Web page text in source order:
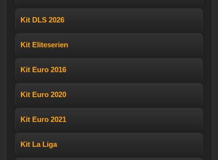
Kit DLS 2026
Kit Eliteserien
Kit Euro 2016
Kit Euro 2020
Kit Euro 2021
Kit La Liga